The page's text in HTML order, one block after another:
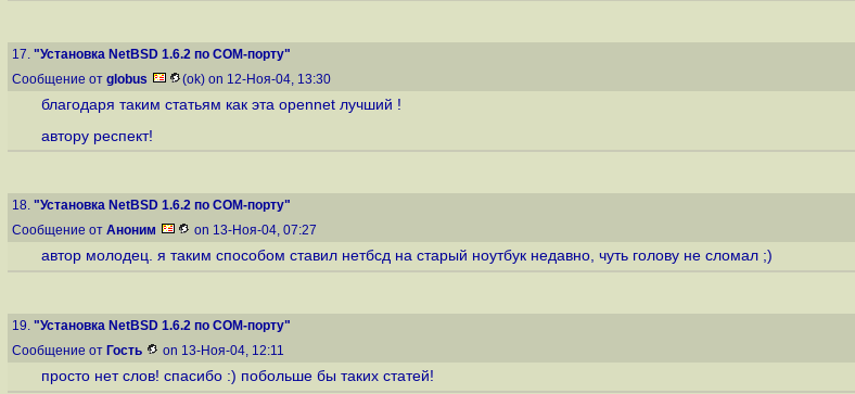
17. "Установка NetBSD 1.6.2 по COM-порту"
Сообщение от globus (ok) on 12-Ноя-04, 13:30
благодаря таким статьям как эта opennet лучший !
автору респект!
18. "Установка NetBSD 1.6.2 по COM-порту"
Сообщение от Аноним on 13-Ноя-04, 07:27
автор молодец. я таким способом ставил нетбсд на старый ноутбук недавно, чуть голову не сломал ;)
19. "Установка NetBSD 1.6.2 по COM-порту"
Сообщение от Гость on 13-Ноя-04, 12:11
просто нет слов! спасибо :) побольше бы таких статей!